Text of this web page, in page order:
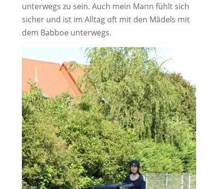
unterwegs zu sein. Auch mein Mann fühlt sich
sicher und ist im Alltag oft mit den Mädels mit
dem Babboe unterwegs.